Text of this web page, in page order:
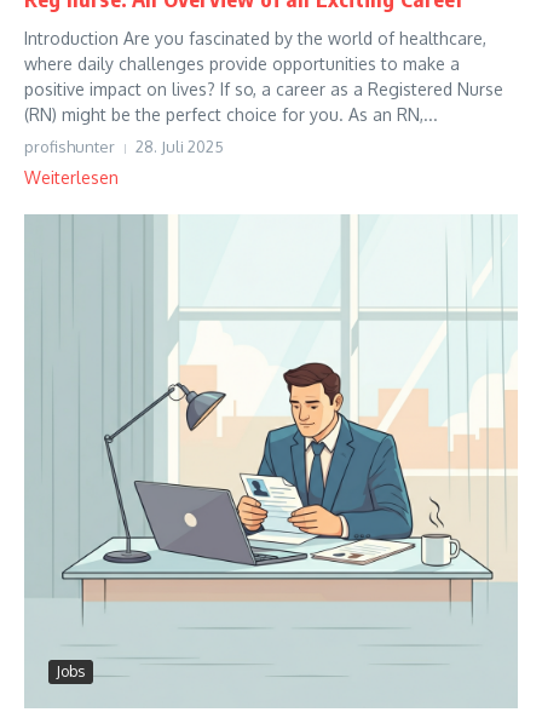
Introduction Are you fascinated by the world of healthcare,
where daily challenges provide opportunities to make a
positive impact on lives? If so, a career as a Registered Nurse
(RN) might be the perfect choice for you. As an RN,...
profishunter 28. Juli 2025
Weiterlesen
Jobs